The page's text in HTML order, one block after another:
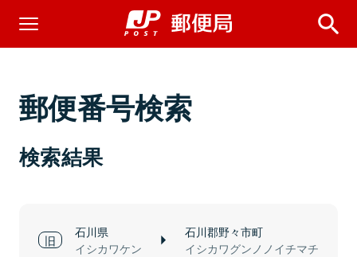
郵便番号検索
検索結果
石川県
イシカワケン
石川郡野々市町
イシカワグンノノイチマチ